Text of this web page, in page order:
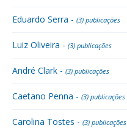
Eduardo Serra - (3) publicações
Luiz Oliveira - (3) publicações
André Clark - (3) publicações
Caetano Penna - (3) publicações
Carolina Tostes - (3) publicações